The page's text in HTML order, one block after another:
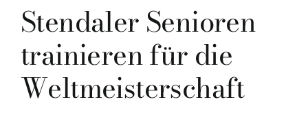
Stendaler Senioren
trainieren für die
Weltmeisterschaft